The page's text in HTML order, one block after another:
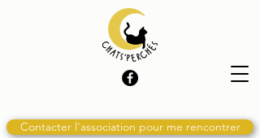
Contacter l'association pour me rencontrer